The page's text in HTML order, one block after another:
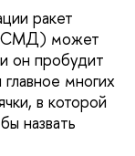
ракет
может
он пробудит
многих
в которой
назвать